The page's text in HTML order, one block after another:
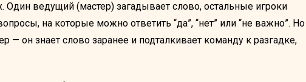
Один ведущий (мастер) загадывает слово, остальные игроки
на которые можно ответить “да”, “нет” или “не важно”. Но
— он знает слово заранее и подталкивает команду к разгадке,